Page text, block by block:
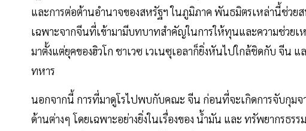
และการต่อต้านอำนาจของสหรัฐฯ ในภูมิภาค พันธมิตรเหล่านี้ช่วย
เฉพาะจากจีนที่เข้ามามีบทบาทสำคัญในการให้ทุนและความช่วยเ
มาตั้งแต่ยุคของฮิวโก ชาเวซ เวเนซุเอลาก็ยิ่งหันไปใกล้ชิดกับ จีน
ทหาร
นอกจากนี้ การที่มาดูโรไปพบกับคณะ จีน ก่อนที่จะเกิดการจับกุมจา
ด้านต่างๆ โดยเฉพาะอย่างยิ่งในเรื่องของ น้ำมัน และ ทรัพยากร